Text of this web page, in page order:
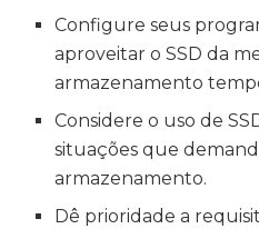
Configure seus
aproveitar o SSD da
armazenamento
Considere o uso de
situações que
armazenamento.
Dê prioridade a